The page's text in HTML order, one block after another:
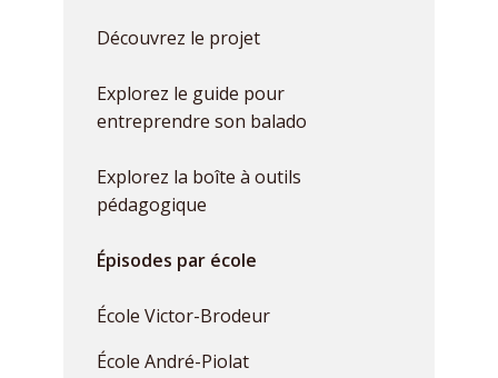
Découvrez le projet
Explorez le guide pour
entreprendre son balado
Explorez la boîte à outils
pédagogique
Épisodes par école
École Victor-Brodeur
École André-Piolat